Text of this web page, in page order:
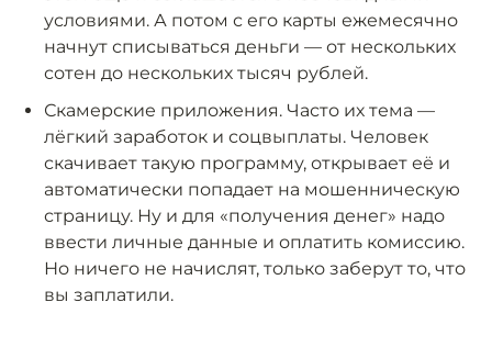
условиями. А потом с его карты ежемесячно
начнут списываться деньги — от нескольких
сотен до нескольких тысяч рублей.
Скамерские приложения. Часто их тема —
лёгкий заработок и соцвыплаты. Человек
скачивает такую программу, открывает её и
автоматически попадает на мошенническую
страницу. Ну и для «получения денег» надо
ввести личные данные и оплатить комиссию.
Но ничего не начислят, только заберут то, что
вы заплатили.